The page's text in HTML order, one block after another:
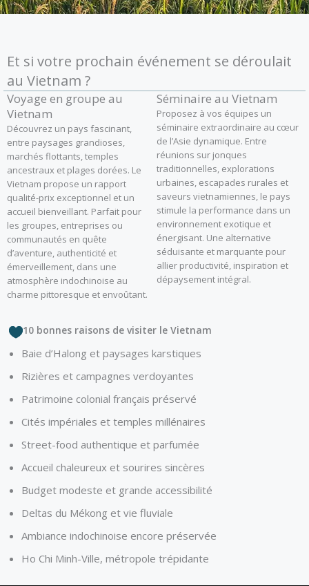
Et si votre prochain événement se déroulait
au Vietnam ?
Voyage en groupe au
Vietnam
Découvrez un pays fascinant,
entre paysages grandioses,
marchés flottants, temples
ancestraux et plages dorées. Le
Vietnam propose un rapport
qualité-prix exceptionnel et un
accueil bienveillant. Parfait pour
les groupes, entreprises ou
communautés en quête
d’aventure, authenticité et
émerveillement, dans une
atmosphère indochinoise au
charme pittoresque et envoûtant.
Séminaire au Vietnam
Proposez à vos équipes un
séminaire extraordinaire au cœur
de l’Asie dynamique. Entre
réunions sur jonques
traditionnelles, explorations
urbaines, escapades rurales et
saveurs vietnamiennes, le pays
stimule la performance dans un
environnement exotique et
énergisant. Une alternative
séduisante et marquante pour
allier productivité, inspiration et
dépaysement intégral.
10 bonnes raisons de visiter le Vietnam
Baie d’Halong et paysages karstiques
Rizières et campagnes verdoyantes
Patrimoine colonial français préservé
Cités impériales et temples millénaires
Street-food authentique et parfumée
Accueil chaleureux et sourires sincères
Budget modeste et grande accessibilité
Deltas du Mékong et vie fluviale
Ambiance indochinoise encore préservée
Ho Chi Minh-Ville, métropole trépidante